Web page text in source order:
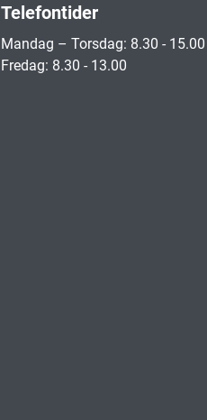
Telefontider
Mandag – Torsdag: 8.30 - 15.00
Fredag: 8.30 - 13.00